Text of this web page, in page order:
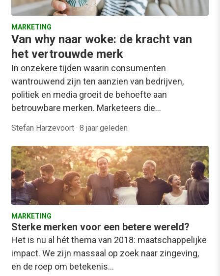
MARKETING
Van why naar woke: de kracht van
het vertrouwde merk
In onzekere tijden waarin consumenten
wantrouwend zijn ten aanzien van bedrijven,
politiek en media groeit de behoefte aan
betrouwbare merken. Marketeers die…
Stefan Harzevoort · 8 jaar geleden
MARKETING
Sterke merken voor een betere wereld?
Het is nu al hét thema van 2018: maatschappelijke
impact. We zijn massaal op zoek naar zingeving,
en de roep om betekenis…